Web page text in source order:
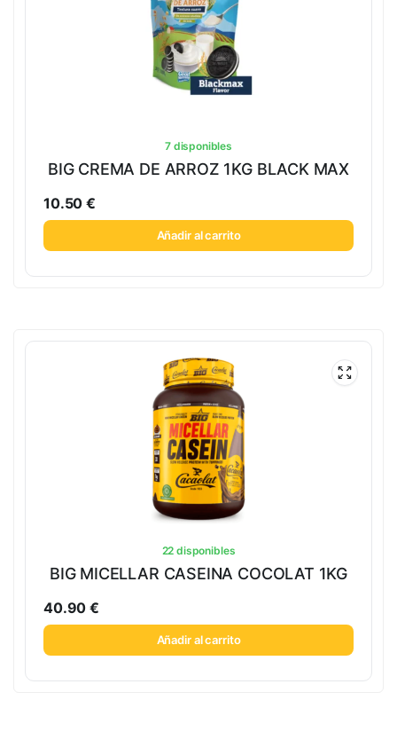
7 disponibles
BIG CREMA DE ARROZ 1KG BLACK MAX
10.50€
Añadir al carrito
22 disponibles
BIG MICELLAR CASEINA COCOLAT 1KG
40.90€
Añadir al carrito